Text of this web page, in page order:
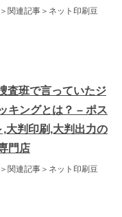
関連記事＞ネット印刷豆
査班で言っていたジ
キングとは？ – ポス
,大判印刷,大判出力の
門店
関連記事＞ネット印刷豆